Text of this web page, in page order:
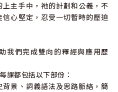
主手中，祂的計劃和公義，不
心堅定，忍受一切暫時的壓迫
我們完成雙向的釋經與應用歷
課都包括以下部份：
背景、詞義語法及思路脈絡，簡